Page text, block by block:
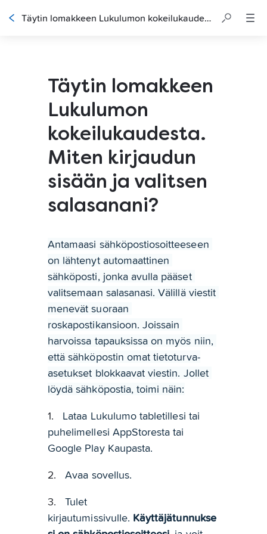
Täytin lomakkeen Lukulumon kokeilukaudesta. Miten kirjaudun sisään ja valitsen salasanani?
Täytin lomakkeen
Lukulumon
kokeilukaudesta.
Miten kirjaudun
sisään ja valitsen
salasanani?
Antamaasi sähköpostiosoitteeseen
on lähtenyt automaattinen
sähköposti, jonka avulla pääset
valitsemaan salasanasi. Välillä viestit
menevät suoraan
roskapostikansioon. Joissain
harvoissa tapauksissa on myös niin,
että sähköpostin omat tietoturva-
asetukset blokkaavat viestin. Jollet
löydä sähköpostia, toimi näin:
1. Lataa Lukulumo tabletillesi tai
puhelimellesi AppStoresta tai
Google Play Kaupasta.
2. Avaa sovellus.
3. Tulet
kirjautumissivulle. Käyttäjätunnukse